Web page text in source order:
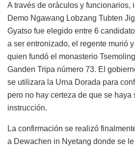
A través de oráculos y funcionarios,
Demo Ngawang Lobzang Tubten
Gyatso fue elegido entre 6
a ser entronizado, el regente murió
quien fundó el monasterio
Ganden Tripa número 73. El
se utilizara la Urna Dorada para
pero no hay certeza de que se haya
instrucción.
La confirmación se realizó
a Dewachen in Nyetang donde se